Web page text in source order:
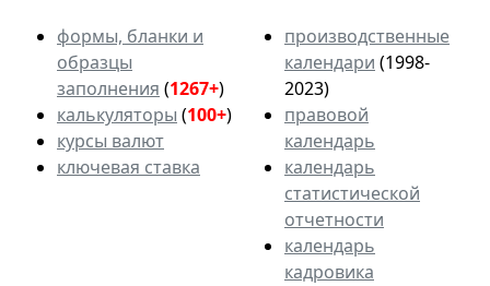
формы, бланки и
образцы
заполнения (1267+)
калькуляторы (100+)
курсы валют
ключевая ставка
производственные
календари (1998-
2023)
правовой
календарь
календарь
статистической
отчетности
календарь
кадровика